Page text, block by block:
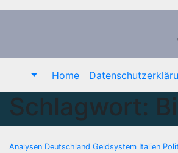
Zum
Home
Schlagwort:
Analysen Deutschland Geldsystem Italien